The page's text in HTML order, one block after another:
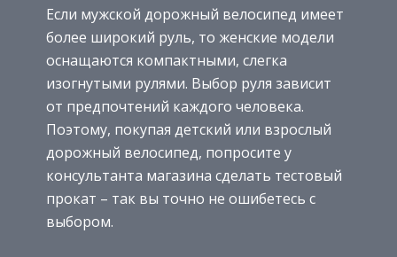
Если мужской дорожный велосипед имеет
более широкий руль, то женские модели
оснащаются компактными, слегка
изогнутыми рулями. Выбор руля зависит
от предпочтений каждого человека.
Поэтому, покупая детский или взрослый
дорожный велосипед, попросите у
консультанта магазина сделать тестовый
прокат – так вы точно не ошибетесь с
выбором.